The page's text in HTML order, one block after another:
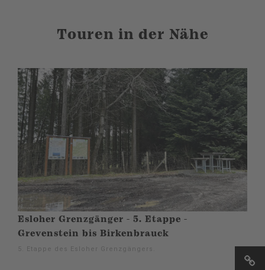
Touren in der Nähe
Esloher Grenzgänger - 5. Etappe -
Grevenstein bis Birkenbrauck
5. Etappe des Esloher Grenzgängers.